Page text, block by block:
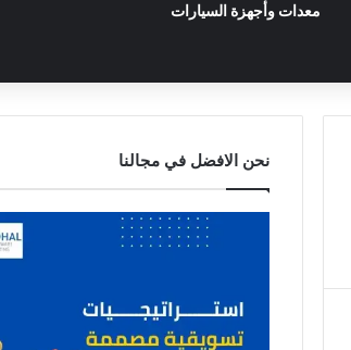
معدات وأجهزة السيارات
نحن الافضل في مجالنا